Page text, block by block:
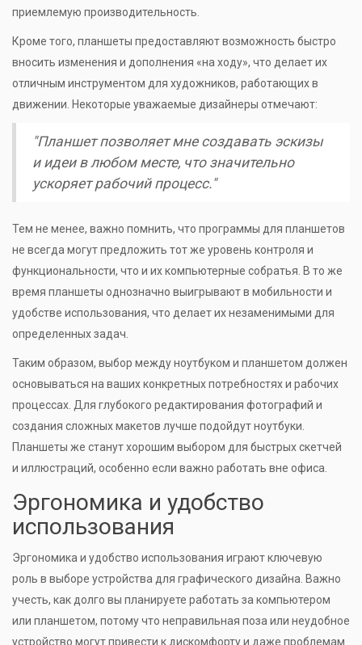
приемлемую производительность.
Кроме того, планшеты предоставляют возможность быстро
вносить изменения и дополнения «на ходу», что делает их
отличным инструментом для художников, работающих в
движении. Некоторые уважаемые дизайнеры отмечают:
"Планшет позволяет мне создавать эскизы
и идеи в любом месте, что значительно
ускоряет рабочий процесс."
Тем не менее, важно помнить, что программы для планшетов
не всегда могут предложить тот же уровень контроля и
функциональности, что и их компьютерные собратья. В то же
время планшеты однозначно выигрывают в мобильности и
удобстве использования, что делает их незаменимыми для
определенных задач.
Таким образом, выбор между ноутбуком и планшетом должен
основываться на ваших конкретных потребностях и рабочих
процессах. Для глубокого редактирования фотографий и
создания сложных макетов лучше подойдут ноутбуки.
Планшеты же станут хорошим выбором для быстрых скетчей
и иллюстраций, особенно если важно работать вне офиса.
Эргономика и удобство
использования
Эргономика и удобство использования играют ключевую
роль в выборе устройства для графического дизайна. Важно
учесть, как долго вы планируете работать за компьютером
или планшетом, потому что неправильная поза или неудобное
устройство могут привести к дискомфорту и даже проблемам